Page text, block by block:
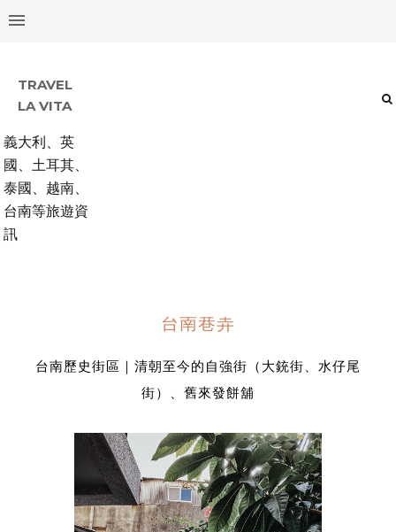
TRAVEL
LA VITA
義大利、英
國、土耳其、
泰國、越南、
台南等旅遊資
訊
台南巷弄
台南歷史街區｜清朝至今的自強街（大銃街、水仔尾
街）、舊來發餅舖